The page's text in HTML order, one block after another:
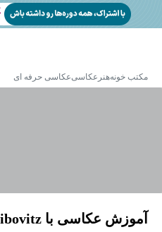
مکتب خونههنر عکاسیعکاسی حرفه ای
آموزش عکاسی با Annie Leibovitz